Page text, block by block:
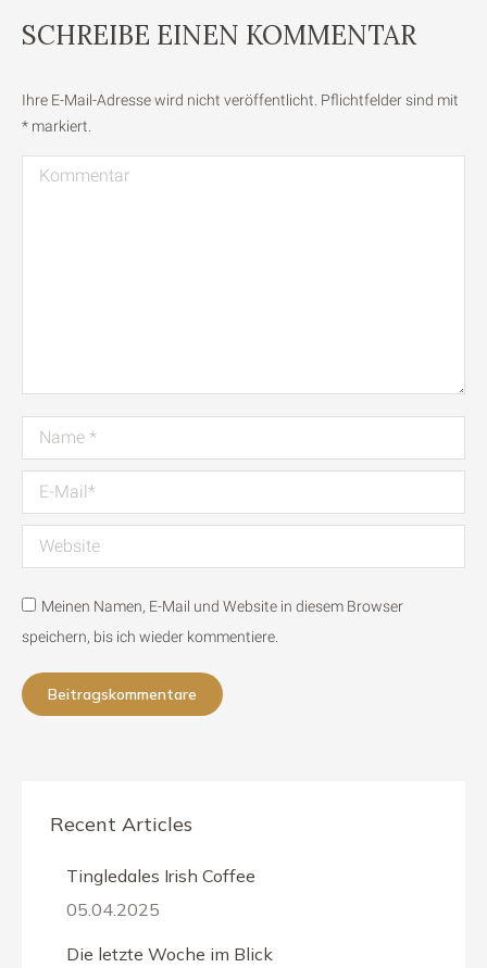
SCHREIBE EINEN KOMMENTAR
Ihre E-Mail-Adresse wird nicht veröffentlicht. Pflichtfelder sind mit
* markiert.
Kommentar
Name *
E-Mail *
Website
Meinen Namen, E-Mail und Website in diesem Browser
speichern, bis ich wieder kommentiere.
Beitragskommentare
Recent Articles
Tingledales Irish Coffee
05.04.2025
Die letzte Woche im Blick